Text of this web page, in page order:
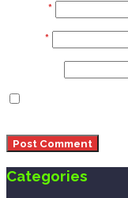
*
*
Categories